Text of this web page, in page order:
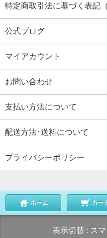
特定商取引法に基づく表記
公式ブログ
マイアカウント
お問い合わせ
支払い方法について
配送方法･送料について
プライバシーポリシー
ホーム カー
表示切替 : ス